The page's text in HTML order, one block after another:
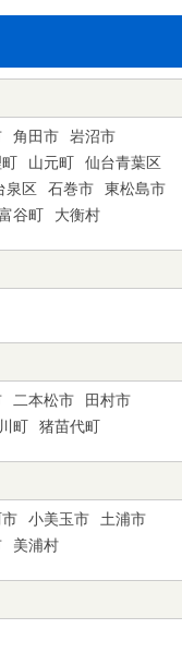
角田市
岩沼市
山元町
仙台青葉区
泉区 石巻市
東松島市
谷町 大衡村
二本松市
田村市
町 猪苗代町
小美玉市
土浦市
美浦村